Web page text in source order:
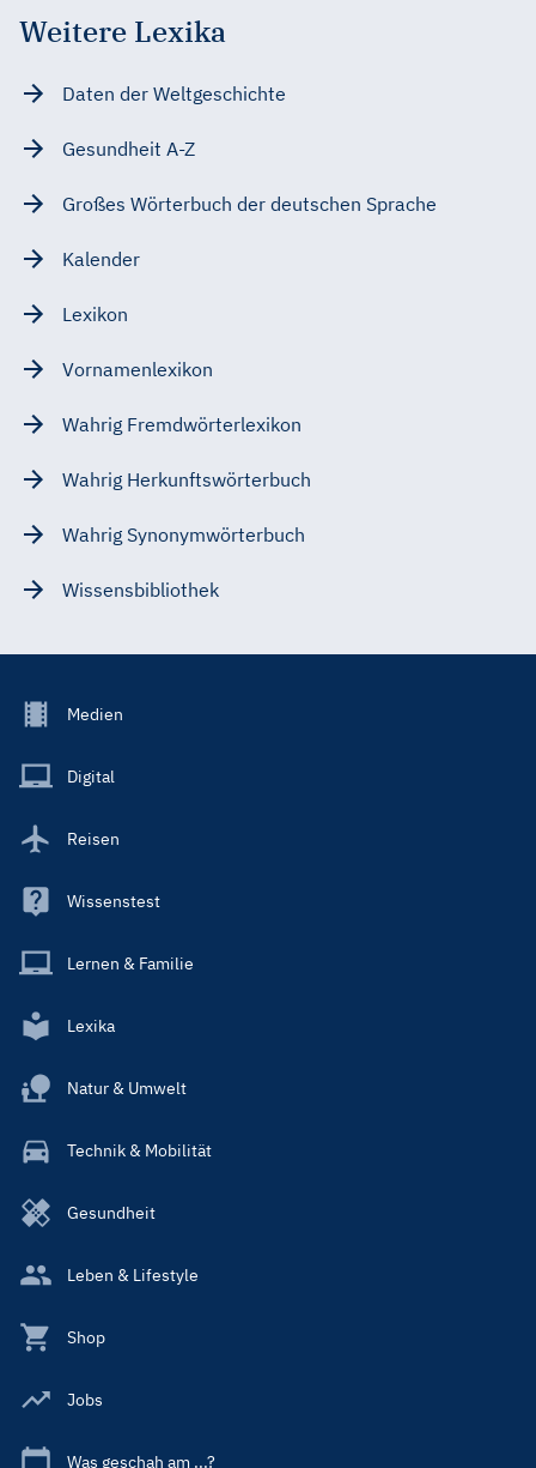
Weitere Lexika
Daten der Weltgeschichte
Gesundheit A-Z
Großes Wörterbuch der deutschen Sprache
Kalender
Lexikon
Vornamenlexikon
Wahrig Fremdwörterlexikon
Wahrig Herkunftswörterbuch
Wahrig Synonymwörterbuch
Wissensbibliothek
Footer
Main
Medien
Digital
Reisen
Wissenstest
Lernen & Familie
Lexika
Natur & Umwelt
Technik & Mobilität
Gesundheit
Leben & Lifestyle
Shop
Jobs
Was geschah am ...?